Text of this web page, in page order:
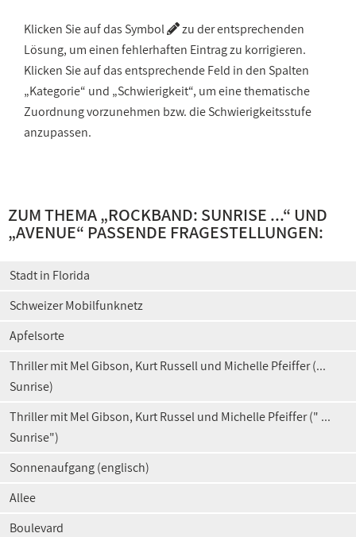
Klicken Sie auf das Symbol
zu der entsprechenden
Lösung, um einen fehlerhaften Eintrag zu korrigieren.
Klicken Sie auf das entsprechende Feld in den Spalten
„Kategorie“ und „Schwierigkeit“, um eine thematische
Zuordnung vorzunehmen bzw. die Schwierigkeitsstufe
anzupassen.
ZUM THEMA „ROCKBAND: SUNRISE ...“ UND
„AVENUE“ PASSENDE FRAGESTELLUNGEN:
Stadt in Florida
Schweizer Mobilfunknetz
Apfelsorte
Thriller mit Mel Gibson, Kurt Russell und Michelle Pfeiffer (...
Sunrise)
Thriller mit Mel Gibson, Kurt Russel und Michelle Pfeiffer (" ...
Sunrise")
Sonnenaufgang (englisch)
Allee
Boulevard